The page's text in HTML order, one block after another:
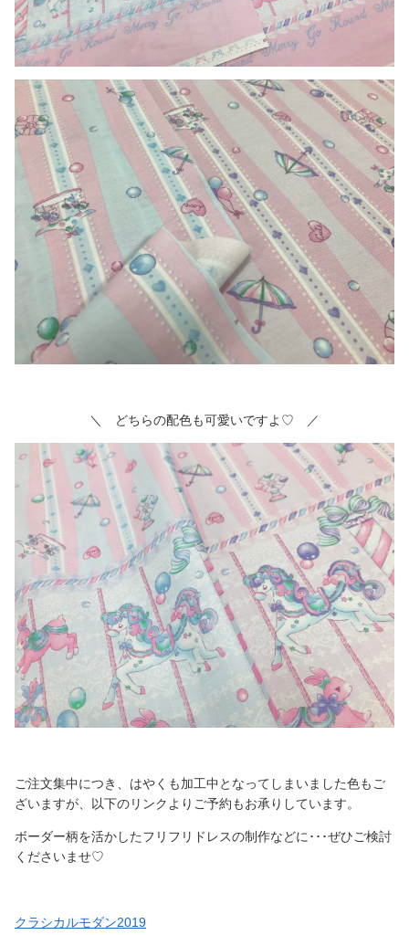
＼ どちらの配色も可愛いですよ♡ ／
ご注文集中につき、はやくも加工中となってしまいました色もご
ざいますが、以下のリンクよりご予約もお承りしています。
ボーダー柄を活かしたフリフリドレスの制作などに･･･ぜひご検討
くださいませ♡
クラシカルモダン2019